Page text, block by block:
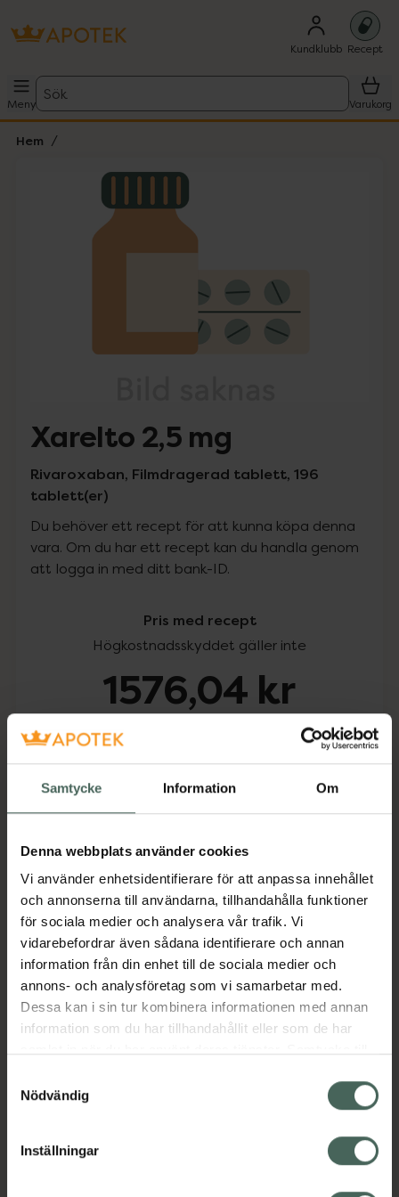
Samtycke Information Om
Denna webbplats använder cookies
Vi använder enhetsidentifierare för att anpassa innehållet
och annonserna till användarna, tillhandahålla funktioner
för sociala medier och analysera vår trafik. Vi
vidarebefordrar även sådana identifierare och annan
information från din enhet till de sociala medier och
annons- och analysföretag som vi samarbetar med.
Dessa kan i sin tur kombinera informationen med annan
information som du har tillhandahållit eller som de har
återkalla ditt samtycke via webbplatsens
cookieinställningar. Ett återkallat samtycke påverkar inte
lagligheten av behandling som skett innan återkallelsen.
Nödvändig
Inställningar
Kundklubb Recept
Meny
Sök
Varukorg
Hem
Lista: . Innehåller 1 objekt.
Xarelto 2,5 mg
Rivaroxaban, Filmdragerad tablett, 196
tablett(er)
Du behöver ett recept för att kunna köpa denna
vara. Om du har ett recept kan du handla genom
att logga in med ditt bank-ID.
Pris med recept
Högkostnadsskyddet gäller inte
1576,04 kr
Köp via ditt recept
Beskrivning Dölj
Läs alltid bipacksedeln innan
användning.
EAN:04057598005005
Visa